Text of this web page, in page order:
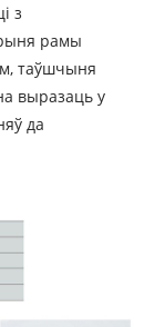
з
рамы
таўшчыня
выразаць у
да